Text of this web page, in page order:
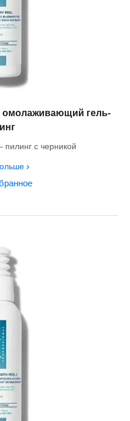
омолаживающий гель-
с черникой